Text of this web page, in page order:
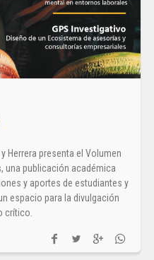
Herrera presenta el Volumen
una publicación académica
y aportes de estudiantes y
espacio para la divulgación
crítico.